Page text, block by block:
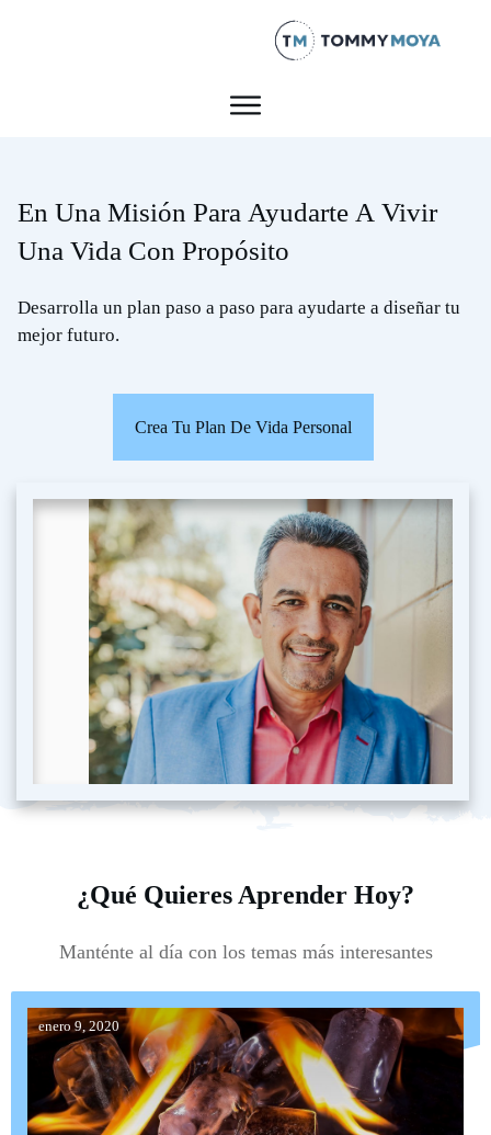
En Una Misión Para Ayudarte A Vivir
Una Vida Con Propósito
Desarrolla un plan paso a paso para ayudarte a diseñar tu
mejor futuro.
Crea Tu Plan De Vida Personal
¿Qué Quieres Aprender Hoy?
Manténte al día con los temas más interesantes
enero 9, 2020